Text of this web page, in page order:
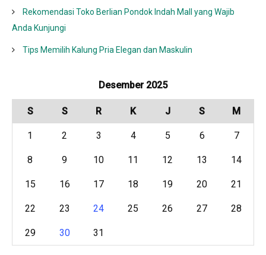
Rekomendasi Toko Berlian Pondok Indah Mall yang Wajib
Anda Kunjungi
Tips Memilih Kalung Pria Elegan dan Maskulin
Desember 2025
S S R K J S M
1 2 3 4 5 6 7
8 9 10 11 12 13 14
15 16 17 18 19 20 21
22 23 24 25 26 27 28
29 30 31